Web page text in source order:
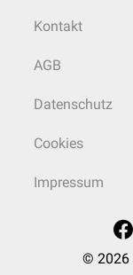
Kontakt
AGB
Datenschutz
Cookies
Impressum
© 2026